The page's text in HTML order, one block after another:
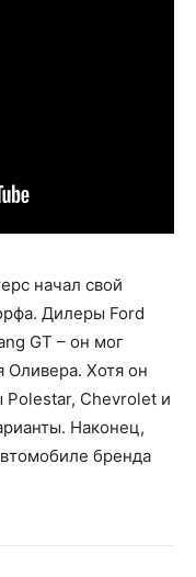
начал свой
Дилеры Ford
GT – он мог
Оливера. Хотя он
Polestar, Chevrolet и
Наконец,
бренда